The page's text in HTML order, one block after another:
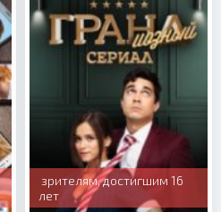
зрителям, достигшим 16
лет